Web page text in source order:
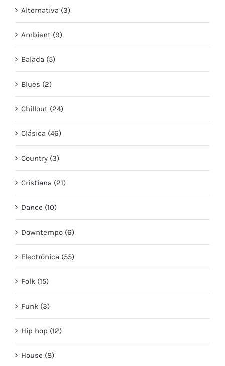
Alternativa (3)
Ambient (9)
Balada (5)
Blues (2)
Chillout (24)
Clásica (46)
Country (3)
Cristiana (21)
Dance (10)
Downtempo (6)
Electrónica (55)
Folk (15)
Funk (3)
Hip hop (12)
House (8)